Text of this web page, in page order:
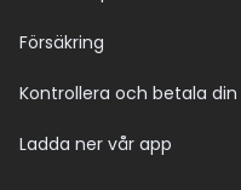
Försäkring
Kontrollera och betala din
Ladda ner vår app